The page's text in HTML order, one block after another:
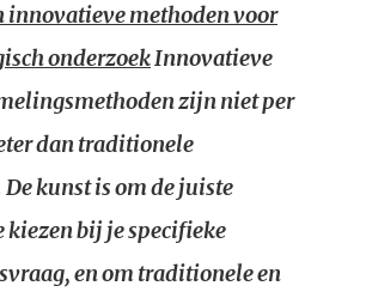
innovatieve methoden voor
onderzoekInnovatieve
zijn niet per
dan traditionele
kunst is om de juiste
kiezen bij je specifieke
en om traditionele en